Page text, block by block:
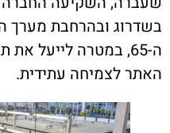
ובהרחבת מערך
65, במטרה לייעל את
עתידית.